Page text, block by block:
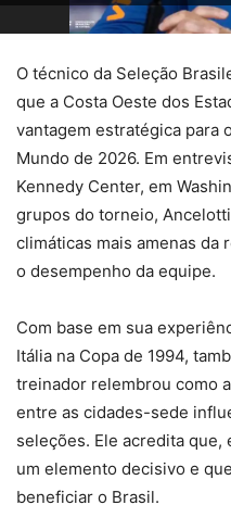
O técnico da Seleção
que a Costa Oeste dos
vantagem estratégica para
Mundo de 2026. Em
Kennedy Center, em
grupos do torneio,
climáticas mais amenas da
o desempenho da equipe.
Com base em sua
Itália na Copa de 1994,
treinador relembrou como
entre as cidades-sede
seleções. Ele acredita que,
um elemento decisivo e
beneficiar o Brasil.